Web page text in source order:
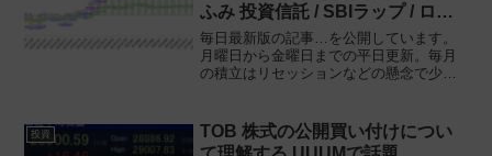
ふみ 投資信託 / SBIラップ / ロボ
ット投資 微増で着地
毎日最新版の記事…を公開しています。
月曜日から金曜日までの平日更新。毎月
の積立はリセッションなどの懸念で少し
プおおぶねJapanひふみ投信毎月積立額1
万円1万円1万...
投資
TOB 株式の公開買い付けについ